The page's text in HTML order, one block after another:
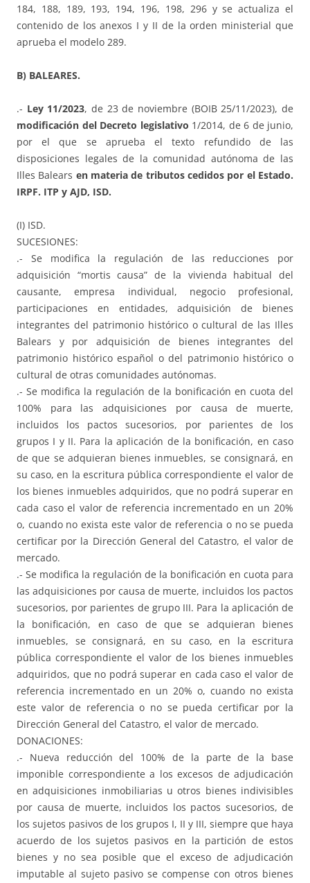
184, 188, 189, 193, 194, 196, 198, 296 y se actualiza el
contenido de los anexos I y II de la orden ministerial que
aprueba el modelo 289.
B) BALEARES.
.- Ley 11/2023, de 23 de noviembre (BOIB 25/11/2023), de
modificación del Decreto legislativo 1/2014, de 6 de junio,
por el que se aprueba el texto refundido de las
disposiciones legales de la comunidad autónoma de las
Illes Balears en materia de tributos cedidos por el Estado.
IRPF. ITP y AJD, ISD.
(I) ISD.
SUCESIONES:
.- Se modifica la regulación de las reducciones por
adquisición “mortis causa” de la vivienda habitual del
causante, empresa individual, negocio profesional,
participaciones en entidades, adquisición de bienes
integrantes del patrimonio histórico o cultural de las Illes
Balears y por adquisición de bienes integrantes del
patrimonio histórico español o del patrimonio histórico o
cultural de otras comunidades autónomas.
.- Se modifica la regulación de la bonificación en cuota del
100% para las adquisiciones por causa de muerte,
incluidos los pactos sucesorios, por parientes de los
grupos I y II. Para la aplicación de la bonificación, en caso
de que se adquieran bienes inmuebles, se consignará, en
su caso, en la escritura pública correspondiente el valor de
los bienes inmuebles adquiridos, que no podrá superar en
cada caso el valor de referencia incrementado en un 20%
o, cuando no exista este valor de referencia o no se pueda
certificar por la Dirección General del Catastro, el valor de
mercado.
.- Se modifica la regulación de la bonificación en cuota para
las adquisiciones por causa de muerte, incluidos los pactos
sucesorios, por parientes de grupo III. Para la aplicación de
la bonificación, en caso de que se adquieran bienes
inmuebles, se consignará, en su caso, en la escritura
pública correspondiente el valor de los bienes inmuebles
adquiridos, que no podrá superar en cada caso el valor de
referencia incrementado en un 20% o, cuando no exista
este valor de referencia o no se pueda certificar por la
Dirección General del Catastro, el valor de mercado.
DONACIONES:
.- Nueva reducción del 100% de la parte de la base
imponible correspondiente a los excesos de adjudicación
en adquisiciones inmobiliarias u otros bienes indivisibles
por causa de muerte, incluidos los pactos sucesorios, de
los sujetos pasivos de los grupos I, II y III, siempre que haya
acuerdo de los sujetos pasivos en la partición de estos
bienes y no sea posible que el exceso de adjudicación
imputable al sujeto pasivo se compense con otros bienes